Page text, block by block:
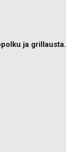
ja grillausta.